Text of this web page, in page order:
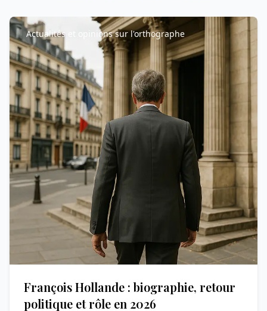
Actualités et opinions sur l'orthographe
François Hollande : biographie, retour
politique et rôle en 2026